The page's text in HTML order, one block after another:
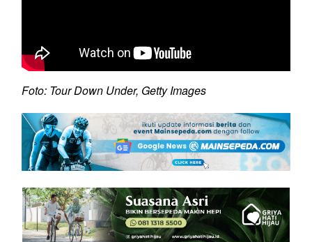
Foto: Tour Down Under, Getty Images